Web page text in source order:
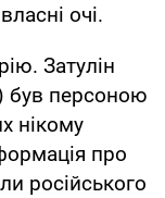
очі.
Затулін
був персоною
нікому
про
російського